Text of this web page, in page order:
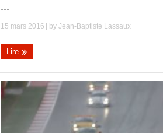
...
15 mars 2016 | byJean-Baptiste Lassaux
Lire